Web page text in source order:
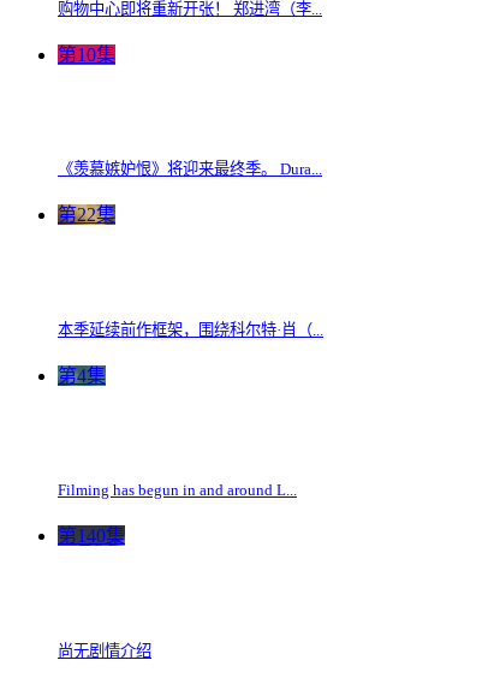
购物中心即将重新开张！ 郑进湾（李...
第10集
《羡慕嫉妒恨》将迎来最终季。 Dura...
第22集
本季延续前作框架，围绕科尔特·肖（...
第4集
Filming has begun in and around L...
第140集
尚无剧情介绍